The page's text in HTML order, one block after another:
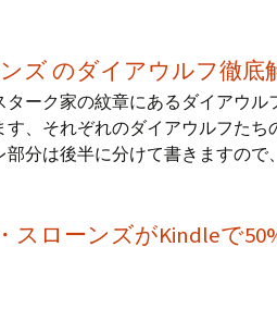
ズ のダイアウルフ徹底
ーク家の紋章にあるダイアウ
、それぞれのダイアウルフた
分は後半に分けて書きますので
スローンズがKindleで